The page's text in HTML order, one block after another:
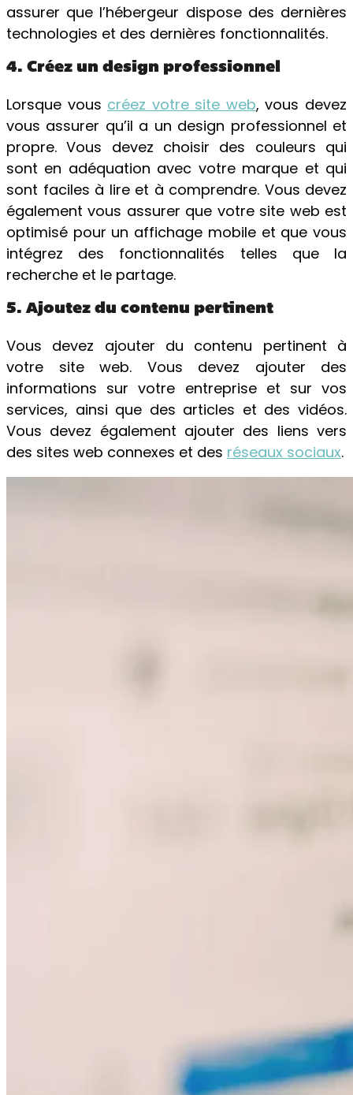
assurer que l’hébergeur dispose des dernières
technologies et des dernières fonctionnalités.
4. Créez un design professionnel
Lorsque vous créez votre site web, vous devez
vous assurer qu’il a un design professionnel et
propre. Vous devez choisir des couleurs qui
sont en adéquation avec votre marque et qui
sont faciles à lire et à comprendre. Vous devez
également vous assurer que votre site web est
optimisé pour un affichage mobile et que vous
intégrez des fonctionnalités telles que la
recherche et le partage.
5. Ajoutez du contenu pertinent
Vous devez ajouter du contenu pertinent à
votre site web. Vous devez ajouter des
informations sur votre entreprise et sur vos
services, ainsi que des articles et des vidéos.
Vous devez également ajouter des liens vers
des sites web connexes et des réseaux sociaux.